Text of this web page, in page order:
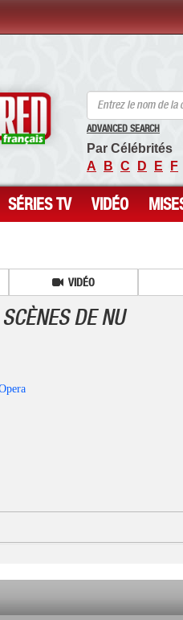
ADVANCED SEARCH
Par Célébrités
A
B C D E F
SÉRIES TV VIDÉO
VIDÉO
DE NU